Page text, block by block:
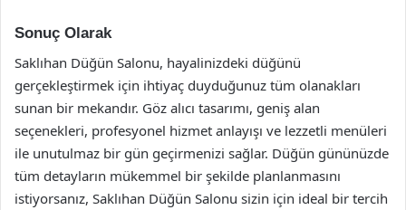
Sonuç Olarak
Saklıhan Düğün Salonu, hayalinizdeki düğünü
gerçekleştirmek için ihtiyaç duyduğunuz tüm olanakları
sunan bir mekandır. Göz alıcı tasarımı, geniş alan
seçenekleri, profesyonel hizmet anlayışı ve lezzetli menüleri
ile unutulmaz bir gün geçirmenizi sağlar. Düğün gününüzde
tüm detayların mükemmel bir şekilde planlanmasını
istiyorsanız, Saklıhan Düğün Salonu sizin için ideal bir tercih